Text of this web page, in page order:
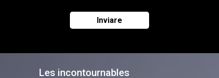
Les incontournables